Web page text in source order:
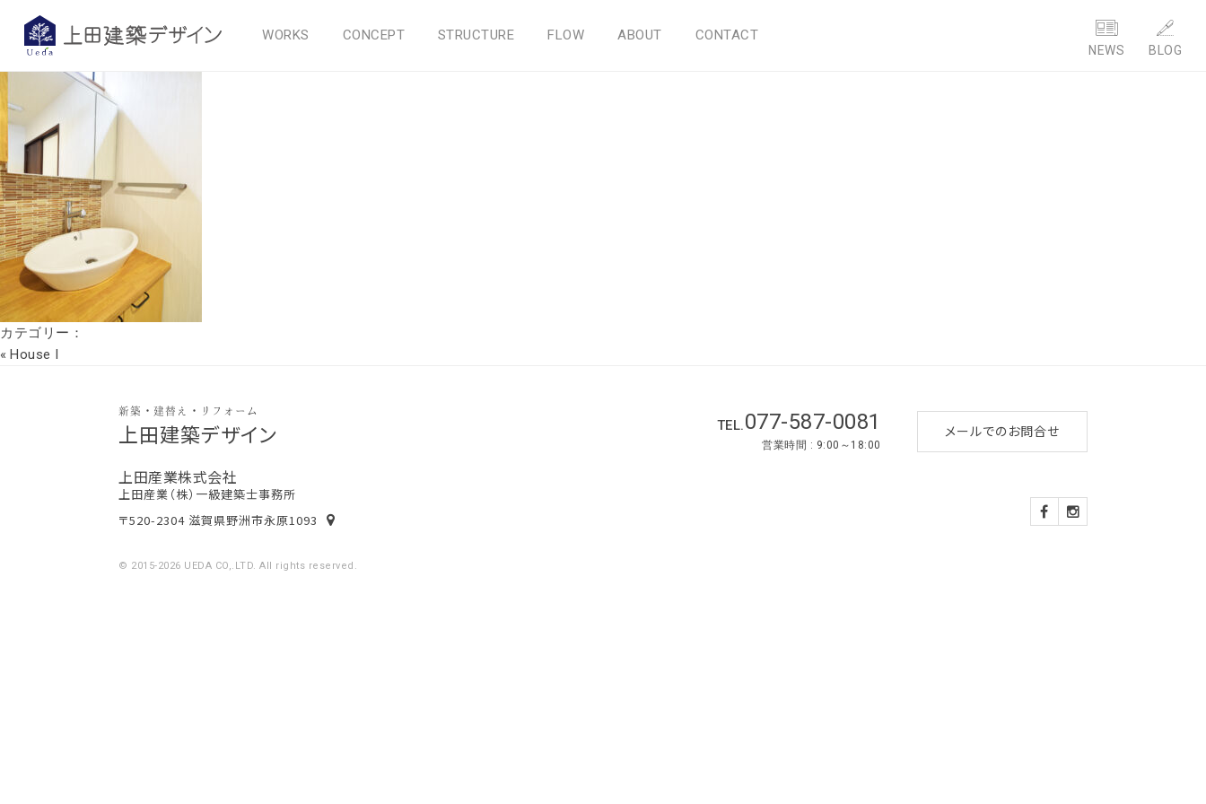
WORKS CONCEPT STRUCTURE FLOW ABOUT CONTACT
NEWS BLOG
hp08
2023年3月10日
カテゴリー：
« House I
新築・建替え・リフォーム
上田建築デザイン
上田産業株式会社
上田産業（株）一級建築士事務所
〒520-2304 滋賀県野洲市永原1093
TEL.077-587-0081
営業時間 : 9:00～18:00
メールでのお問合せ
© 2015-2026 UEDA CO,.LTD. All rights reserved.